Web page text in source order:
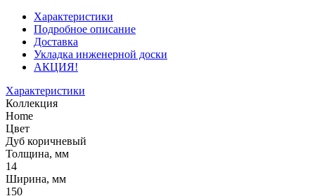
Характеристики
Подробное описание
Доставка
Укладка инженерной доски
АКЦИЯ!
Характеристики
Коллекция
Home
Цвет
Дуб коричневый
Толщина, мм
14
Ширина, мм
150